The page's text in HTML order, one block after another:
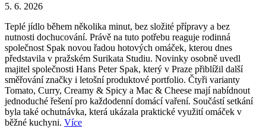
5. 6. 2026
Teplé jídlo během několika minut, bez složité přípravy a bez
nutnosti dochucování. Právě na tuto potřebu reaguje rodinná
společnost Spak novou řadou hotových omáček, kterou dnes
představila v pražském Surikata Studiu. Novinky osobně uvedl
majitel společnosti Hans Peter Spak, který v Praze přiblížil další
směřování značky i letošní produktové portfolio. Čtyři varianty
Tomato, Curry, Creamy & Spicy a Mac & Cheese mají nabídnout
jednoduché řešení pro každodenní domácí vaření. Součástí setkání
byla také ochutnávka, která ukázala praktické využití omáček v
běžné kuchyni. Více